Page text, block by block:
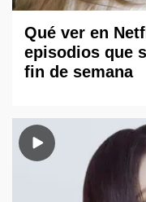
Qué ver en
episodios que
fin de semana